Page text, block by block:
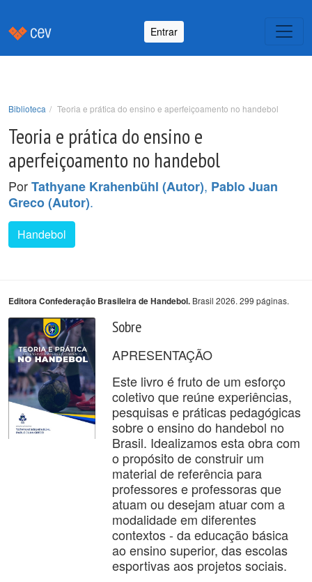
Entrar
Biblioteca Teoria e prática do ensino e aperfeiçoamento no handebol
Teoria e prática do ensino e
aperfeiçoamento no handebol
PorTathyane Krahenbühl (Autor), Pablo Juan
Greco (Autor).
Handebol
Editora Confederação Brasileira de Handebol. Brasil 2026. 299 páginas.
Sobre
APRESENTAÇÃO
Este livro é fruto de um esforço
coletivo que reúne experiências,
pesquisas e práticas pedagógicas
sobre o ensino do handebol no
Brasil. Idealizamos esta obra com
o propósito de construir um
material de referência para
professores e professoras que
atuam ou desejam atuar com a
modalidade em diferentes
contextos - da educação básica
ao ensino superior, das escolas
esportivas aos projetos sociais.